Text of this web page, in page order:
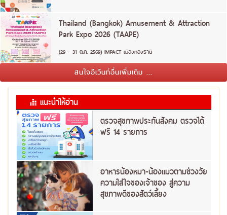
Thailand (Bangkok) Amusement & Attraction
Park Expo 2026 (TAAPE)
(29 - 31 ต.ค. 2569) IMPACT เมืองทองธานี
สนใจอีเว้นท์อื่นเพิ่มเติม ...
แนะนำให้อ่าน
ตรวจสุขภาพประกันสังคม ตรวจได้
ฟรี 14 รายการ
อาหารน้องหมา-น้องแมวตามช่วงวัย
ความใส่ใจของเจ้าของ สู่ความ
สุขภาพดีของสัตว์เลี้ยง